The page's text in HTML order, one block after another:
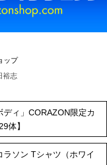
ップ
裕志
ィ」CORAZON限定カ
体】
ラソン Tシャツ（ホワイ